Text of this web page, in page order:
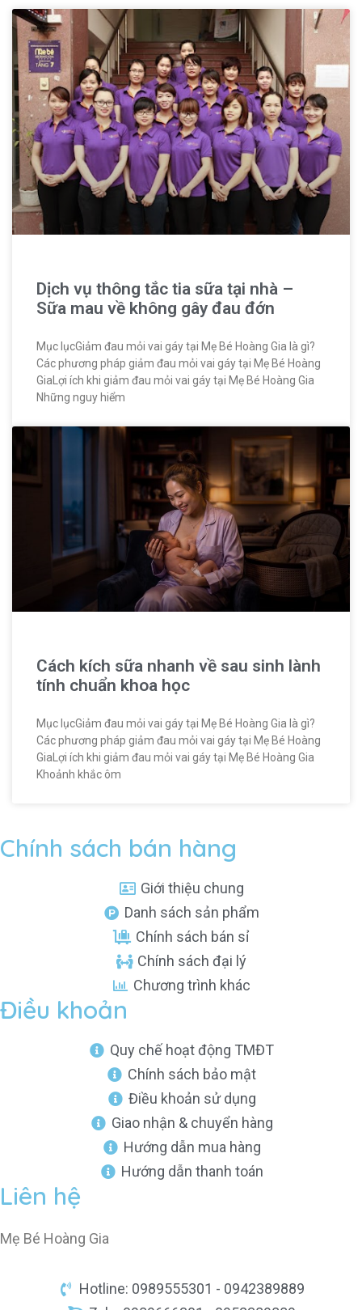
Dịch vụ thông tắc tia sữa tại nhà –
Sữa mau về không gây đau đớn
Mục lụcGiảm đau mỏi vai gáy tại Mẹ Bé Hoàng Gia là gì?
Các phương pháp giảm đau mỏi vai gáy tại Mẹ Bé Hoàng
GiaLợi ích khi giảm đau mỏi vai gáy tại Mẹ Bé Hoàng Gia
Những nguy hiểm
Cách kích sữa nhanh về sau sinh lành
tính chuẩn khoa học
Mục lụcGiảm đau mỏi vai gáy tại Mẹ Bé Hoàng Gia là gì?
Các phương pháp giảm đau mỏi vai gáy tại Mẹ Bé Hoàng
GiaLợi ích khi giảm đau mỏi vai gáy tại Mẹ Bé Hoàng Gia
Khoảnh khắc ôm
Chính sách bán hàng
Giới thiệu chung
Danh sách sản phẩm
Chính sách bán sỉ
Chính sách đại lý
Chương trình khác
Điều khoản
Quy chế hoạt động TMĐT
Chính sách bảo mật
Điều khoản sử dụng
Giao nhận & chuyển hàng
Hướng dẫn mua hàng
Hướng dẫn thanh toán
Liên hệ
Mẹ Bé Hoàng Gia
Hotline: 0989555301 - 0942389889